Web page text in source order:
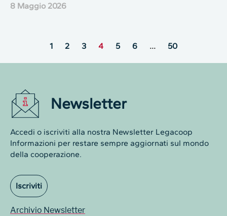
8 Maggio 2026
1 2 3 4 5 6 … 50
Newsletter
Accedi o iscriviti alla nostra Newsletter Legacoop
Informazioni per restare sempre aggiornati sul mondo
della cooperazione.
Iscriviti
Archivio Newsletter